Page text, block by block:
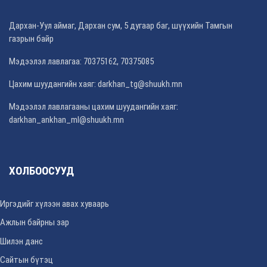
Дархан-Уул аймаг, Дархан сум, 5 дугаар баг, шүүхийн Тамгын
газрын байр
Мэдээлэл лавлагаа: 70375162, 70375085
Цахим шуудангийн хаяг: darkhan_tg@shuukh.mn
Мэдээлэл лавлагааны цахим шуудангийн хаяг:
darkhan_ankhan_ml@shuukh.mn
ХОЛБООСУУД
Иргэдийг хүлээн авах хуваарь
Ажлын байрны зар
Шилэн данс
Сайтын бүтэц